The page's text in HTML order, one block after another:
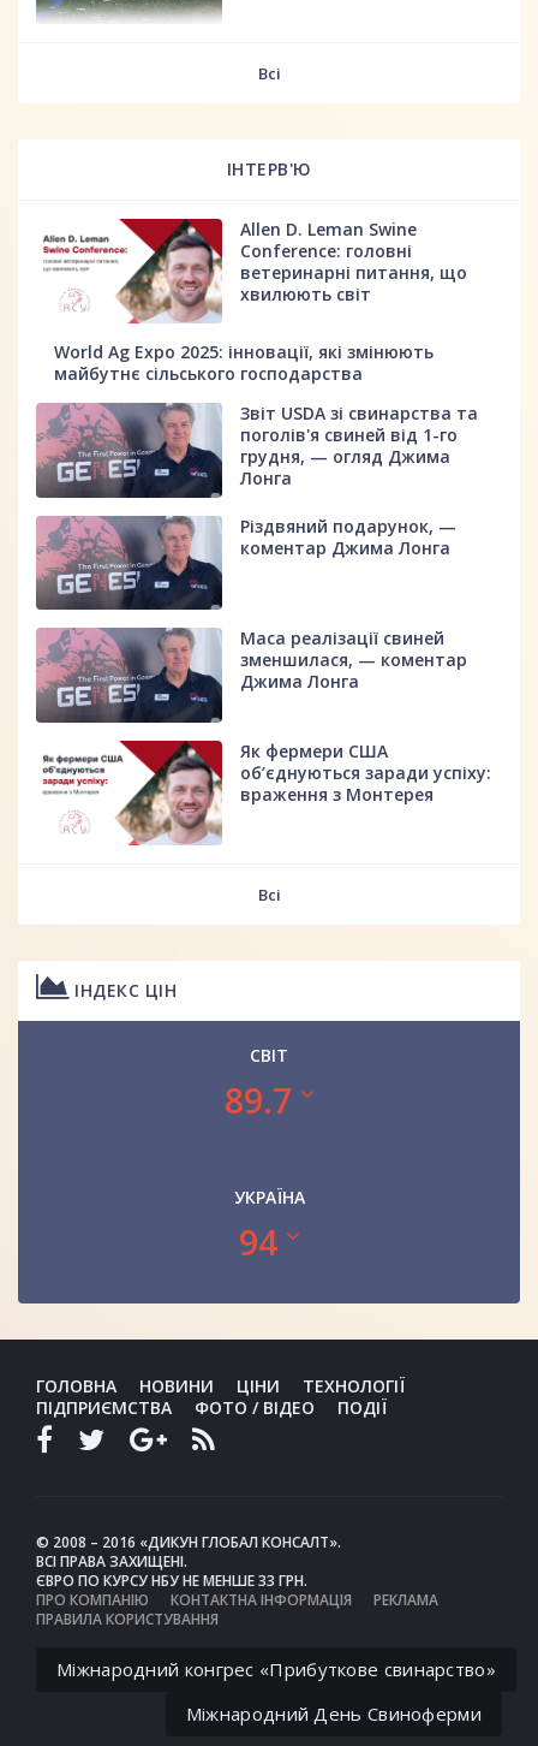
Всі
ІНТЕРВ'Ю
Allen D. Leman Swine
Conference: головні
ветеринарні питання, що
хвилюють світ
World Ag Expo 2025: інновації, які змінюють
майбутнє сільського господарства
Звіт USDA зі свинарства та
поголів'я свиней від 1-го
грудня, — огляд Джима
Лонга
Різдвяний подарунок, —
коментар Джима Лонга
Маса реалізації свиней
зменшилася, — коментар
Джима Лонга
Як фермери США
об’єднуються заради успіху:
враження з Монтерея
Всі
ІНДЕКС ЦІН
СВІТ
89.7
УКРАЇНА
94
ГОЛОВНА НОВИНИ ЦІНИ
ТЕХНОЛОГІЇ
ПІДПРИЄМСТВА
ФОТО / ВІДЕО ПОДІЇ
© 2008 – 2016 «ДИКУН ГЛОБАЛ КОНСАЛТ».
ВСІ ПРАВА ЗАХИЩЕНІ.
ЄВРО ПО КУРСУ НБУ НЕ МЕНШЕ 33 ГРН.
ПРО КОМПАНІЮ
КОНТАКТНА ІНФОРМАЦІЯ
РЕКЛАМА
ПРАВИЛА КОРИСТУВАННЯ
Міжнародний конгрес «Прибуткове свинарство»
Міжнародний День Свиноферми